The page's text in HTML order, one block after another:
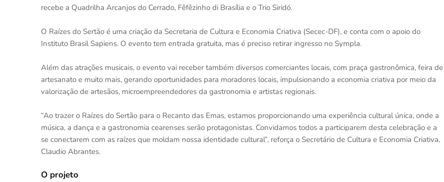
recebe a Quadrilha Arcanjos do Cerrado, Fêfêzinho di Brasília e o Trio Siridó.
O Raízes do Sertão é uma criação da Secretaria de Cultura e Economia Criativa (Secec-DF), e conta com o apoio do
Instituto Brasil Sapiens. O evento tem entrada gratuita, mas é preciso retirar ingresso no Sympla.
Além das atrações musicais, o evento vai receber também diversos comerciantes locais, com praça gastronômica, feira de
artesanato e muito mais, gerando oportunidades para moradores locais, impulsionando a economia criativa por meio da
valorização de artesãos, microempreendedores da gastronomia e artistas regionais.
“Ao trazer o Raízes do Sertão para o Recanto das Emas, estamos proporcionando uma experiência cultural única, onde a
música, a dança e a gastronomia cearenses serão protagonistas. Convidamos todos a participarem desta celebração e a
se conectarem com as raízes que moldam nossa identidade cultural”, reforça o Secretário de Cultura e Economia Criativa,
Claudio Abrantes.
O projeto